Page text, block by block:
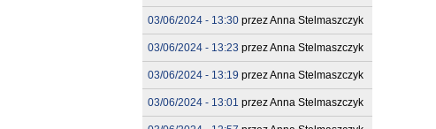
03/06/2024 - 13:30przezAnna Stelmaszczyk
03/06/2024 - 13:23 przezAnna Stelmaszczyk
03/06/2024 - 13:19 przezAnna Stelmaszczyk
03/06/2024 - 13:01 przezAnna Stelmaszczyk